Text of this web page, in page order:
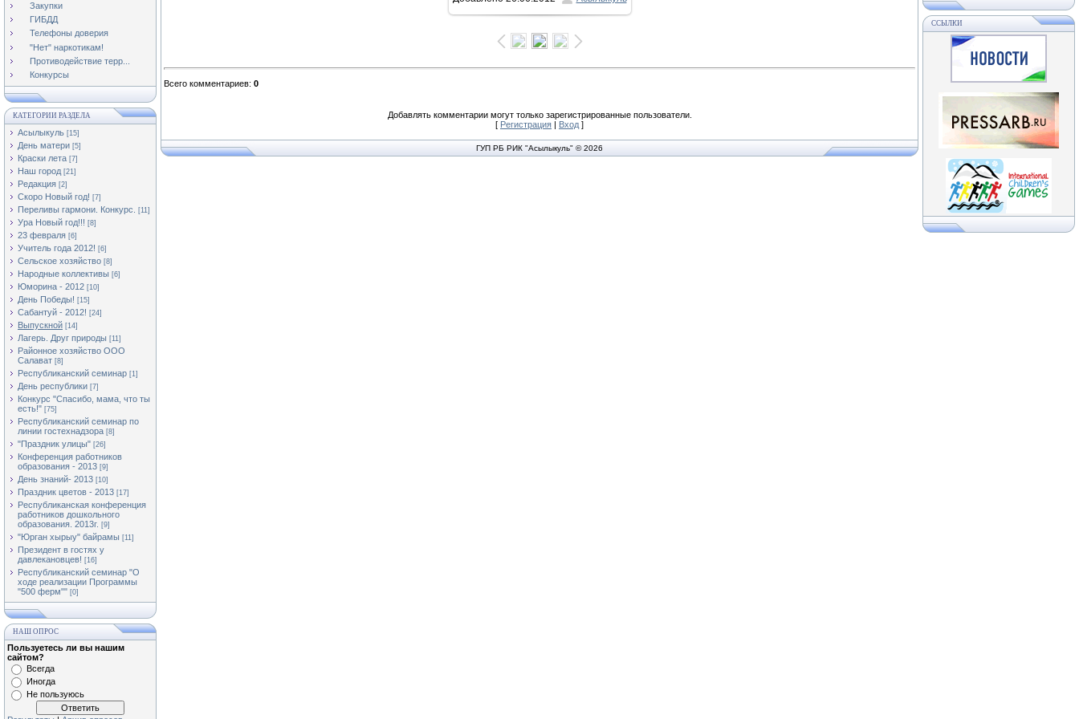
Закупки
ГИБДД
Телефоны доверия
"Нет" наркотикам!
Противодействие терр...
Конкурсы
КАТЕГОРИИ РАЗДЕЛА
Асылыкуль [15]
День матери [5]
Краски лета [7]
Наш город [21]
Редакция [2]
Скоро Новый год! [7]
Переливы гармони. Конкурс. [11]
Ура Новый год!!! [8]
23 февраля [6]
Учитель года 2012! [6]
Сельское хозяйство [8]
Народные коллективы [6]
Юморина - 2012 [10]
День Победы! [15]
Сабантуй - 2012! [24]
Выпускной [14]
Лагерь. Друг природы [11]
Районное хозяйство ООО
Салават [8]
Республиканский семинар [1]
День республики [7]
Конкурс "Спасибо, мама, что ты
есть!" [75]
Республиканский семинар по
линии гостехнадзора [8]
"Праздник улицы" [26]
Конференция работников
образования - 2013 [9]
День знаний- 2013 [10]
Праздник цветов - 2013 [17]
Республиканская конференция
работников дошкольного
образования. 2013г. [9]
"Юрган хырыу" байрамы [11]
Президент в гостях у
давлекановцев! [16]
Республиканский семинар "О
ходе реализации Программы
"500 ферм"" [0]
НАШ ОПРОС
Пользуетесь ли вы нашим
сайтом?
Всегда
Иногда
Не пользуюсь
1600x1066/ 155.5Kb
Всего комментариев: 0
Добавлять комментарии могут только зарегистрированные пользователи.
[ Регистрация | Вход ]
ГУП РБ РИК "Асылыкуль" © 2026
ССЫЛКИ